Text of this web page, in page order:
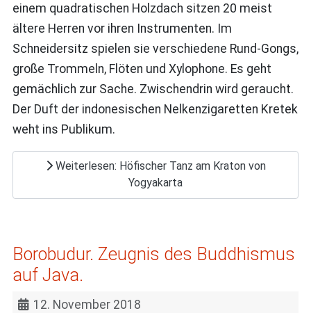
einem quadratischen Holzdach sitzen 20 meist
ältere Herren vor ihren Instrumenten. Im
Schneidersitz spielen sie verschiedene Rund-Gongs,
große Trommeln, Flöten und Xylophone. Es geht
gemächlich zur Sache. Zwischendrin wird geraucht.
Der Duft der indonesischen Nelkenzigaretten Kretek
weht ins Publikum.
Weiterlesen: Höfischer Tanz am Kraton von
Yogyakarta
Borobudur. Zeugnis des Buddhismus
auf Java.
12. November 2018